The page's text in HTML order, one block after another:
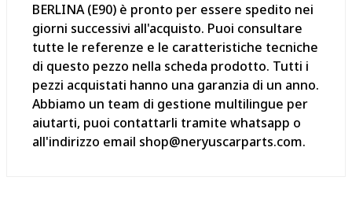
BERLINA (E90) è pronto per essere spedito nei
giorni successivi all'acquisto. Puoi consultare
tutte le referenze e le caratteristiche tecniche
di questo pezzo nella scheda prodotto. Tutti i
pezzi acquistati hanno una garanzia di un anno.
Abbiamo un team di gestione multilingue per
aiutarti, puoi contattarli tramite whatsapp o
all'indirizzo email shop@neryuscarparts.com.